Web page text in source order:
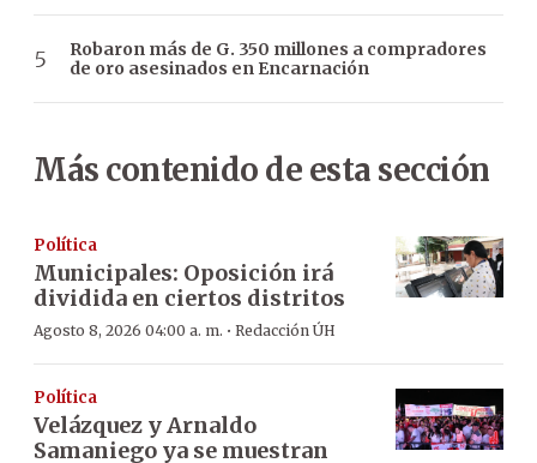
Robaron más de G. 350 millones a compradores
de oro asesinados en Encarnación
Más contenido de esta sección
Política
Municipales: Oposición irá
dividida en ciertos distritos
Agosto 8, 2026 04:00 a. m. · Redacción ÚH
Política
Velázquez y Arnaldo
Samaniego ya se muestran